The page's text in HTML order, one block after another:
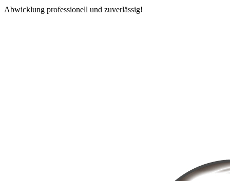
Abwicklung professionell und zuverlässig!